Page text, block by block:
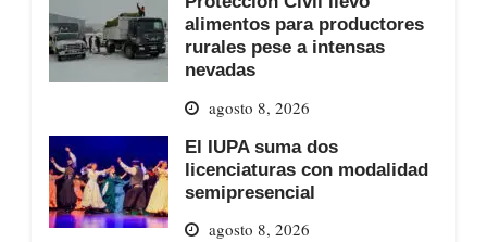
alimentos para productores
rurales pese a intensas
nevadas
agosto 8, 2026
El IUPA suma dos
licenciaturas con modalidad
semipresencial
agosto 8, 2026